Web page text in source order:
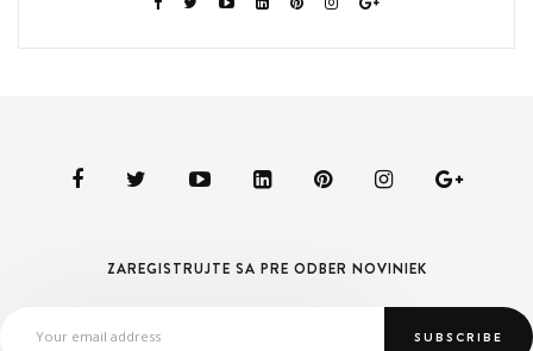
ZAREGISTRUJTE SA PRE ODBER NOVINIEK